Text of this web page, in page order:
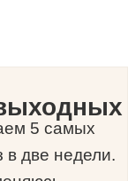
5 самых
в две недели.